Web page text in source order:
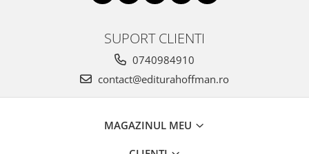
SUPORT CLIENTI
0740984910
contact@editurahoffman.ro
MAGAZINUL MEU